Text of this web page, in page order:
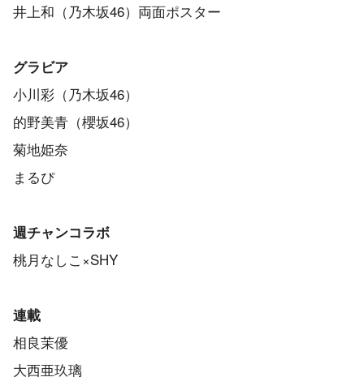
井上和（乃木坂46）両面ポスター
グラビア
小川彩（乃木坂46）
的野美青（櫻坂46）
菊地姫奈
まるぴ
週チャンコラボ
桃月なしこ×SHY
連載
相良茉優
大西亜玖璃